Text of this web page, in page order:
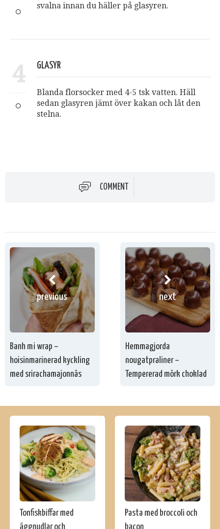
svalna innan du häller på glasyren.
4 GLASYR
Blanda florsocker med 4-5 tsk vatten. Häll
sedan glasyren jämt över kakan och låt den
stelna.
COMMENT
previous
Banh mi wrap –
hoisinmarinerad kyckling
med srirachamajonnäs
next
Hemmagjorda
nougatpraliner –
Tempererad mörk choklad
Tonfiskbiffar med
äggnudlar och
Pasta med broccoli och
bacon